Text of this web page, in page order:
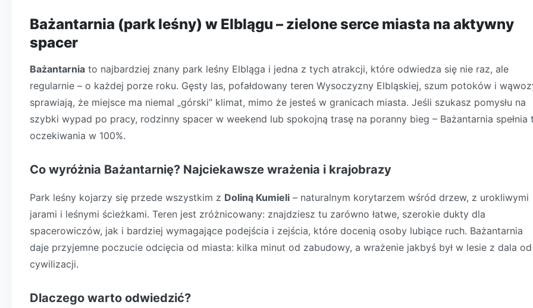
Bażantarnia (park leśny) w Elblągu – zielone serce miasta na aktywny
spacer
Bażantarnia to najbardziej znany park leśny Elbląga i jedna z tych atrakcji, które odwiedza się nie raz, ale
regularnie – o każdej porze roku. Gęsty las, pofałdowany teren Wysoczyzny Elbląskiej, szum potoków i
sprawiają, że miejsce ma niemal „górski” klimat, mimo że jesteś w granicach miasta. Jeśli szukasz pomysłu na
szybki wypad po pracy, rodzinny spacer w weekend lub spokojną trasę na poranny bieg – Bażantarnia spełnia
oczekiwania w 100%.
Co wyróżnia Bażantarnię? Najciekawsze wrażenia i krajobrazy
Park leśny kojarzy się przede wszystkim z Doliną Kumieli – naturalnym korytarzem wśród drzew, z urokliwymi
jarami i leśnymi ścieżkami. Teren jest zróżnicowany: znajdziesz tu zarówno łatwe, szerokie dukty dla
spacerowiczów, jak i bardziej wymagające podejścia i zejścia, które docenią osoby lubiące ruch. Bażantarnia
daje przyjemne poczucie odcięcia od miasta: kilka minut od zabudowy, a wrażenie jakbyś był w lesie z dala od
cywilizacji.
Dlaczego warto odwiedzić?